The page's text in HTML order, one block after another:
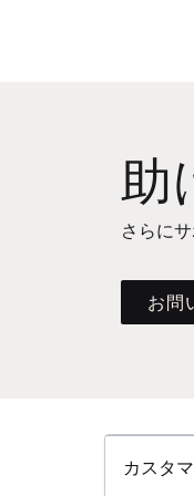
助
さらに
お問
カスタ